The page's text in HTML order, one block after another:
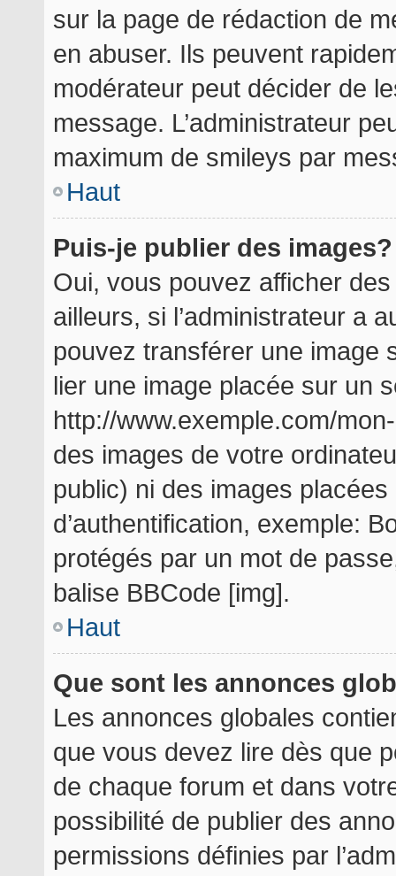
sur la page de rédaction de
en abuser. Ils peuvent
modérateur peut décider de
message. L’administrateur
maximum de smileys par
Haut
Puis-je publier des images?
Oui, vous pouvez afficher
ailleurs, si l’administrateur a
pouvez transférer une image
lier une image placée sur un
http://www.exemple.com/
des images de votre
public) ni des images
d’authentification, exemple:
protégés par un mot de
balise BBCode [img].
Haut
Que sont les annonces
Les annonces globales
que vous devez lire dès que
de chaque forum et dans
possibilité de publier des
permissions définies par